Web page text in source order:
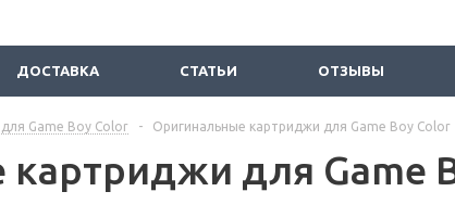
ДОСТАВКА СТАТЬИ ОТЗЫВЫ
Game Boy Color - Оригинальные картриджи для Game Boy Color
для Game